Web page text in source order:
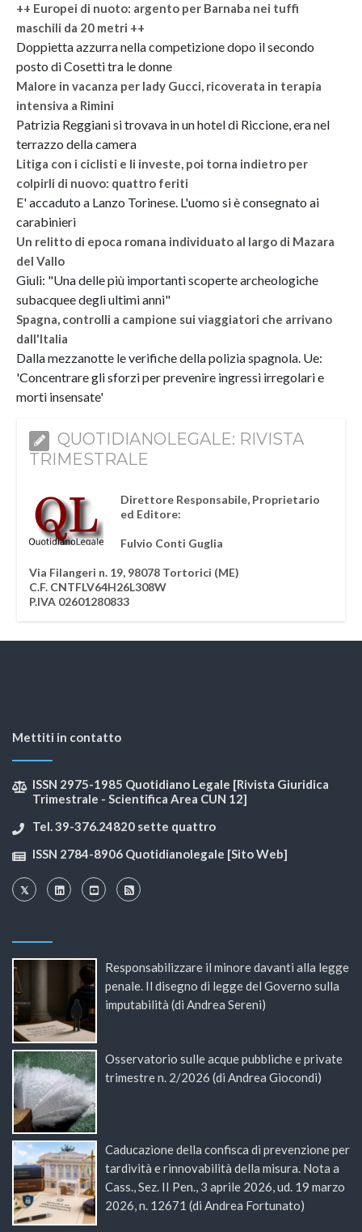
++ Europei di nuoto: argento per Barnaba nei tuffi
maschili da 20 metri ++
Doppietta azzurra nella competizione dopo il secondo
posto di Cosetti tra le donne
Malore in vacanza per lady Gucci, ricoverata in terapia
intensiva a Rimini
Patrizia Reggiani si trovava in un hotel di Riccione, era nel
terrazzo della camera
Litiga con i ciclisti e li investe, poi torna indietro per
colpirli di nuovo: quattro feriti
E' accaduto a Lanzo Torinese. L'uomo si è consegnato ai
carabinieri
Un relitto di epoca romana individuato al largo di Mazara
del Vallo
Giuli: "Una delle più importanti scoperte archeologiche
subacquee degli ultimi anni"
Spagna, controlli a campione sui viaggiatori che arrivano
dall'Italia
Dalla mezzanotte le verifiche della polizia spagnola. Ue:
'Concentrare gli sforzi per prevenire ingressi irregolari e
morti insensate'
QUOTIDIANOLEGALE: RIVISTA
TRIMESTRALE
Direttore Responsabile, Proprietario
ed Editore:
Fulvio Conti Guglia
Via Filangeri n. 19, 98078 Tortorici (ME)
C.F. CNTFLV64H26L308W
P.IVA 02601280833
Mettiti in contatto
ISSN 2975-1985 Quotidiano Legale [Rivista Giuridica
Trimestrale - Scientifica Area CUN 12]
Tel. 39-376.24820 sette quattro
ISSN 2784-8906 Quotidianolegale [Sito Web]
Responsabilizzare il minore davanti alla legge
penale. Il disegno di legge del Governo sulla
imputabilità (di Andrea Sereni)
Osservatorio sulle acque pubbliche e private
trimestre n. 2/2026 (di Andrea Giocondi)
Caducazione della confisca di prevenzione per
tardività e rinnovabilità della misura. Nota a
Cass., Sez. II Pen., 3 aprile 2026, ud. 19 marzo
2026, n. 12671 (di Andrea Fortunato)